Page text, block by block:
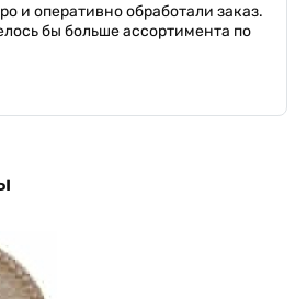
и оперативно обработали заказ.
бы больше ассортимента по